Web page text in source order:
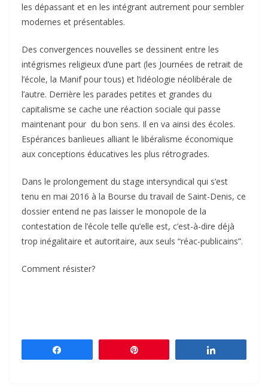
les dépassant et en les intégrant autrement pour sembler
modernes et présentables.
Des convergences nouvelles se dessinent entre les
intégrismes religieux d’une part (les Journées de retrait de
l’école, la Manif pour tous) et l’idéologie néolibérale de
l’autre. Derrière les parades petites et grandes du
capitalisme se cache une réaction sociale qui passe
maintenant pour du bon sens. Il en va ainsi des écoles.
Espérances banlieues alliant le libéralisme économique
aux conceptions éducatives les plus rétrogrades.
Dans le prolongement du stage intersyndical qui s’est
tenu en mai 2016 à la Bourse du travail de Saint-Denis, ce
dossier entend ne pas laisser le monopole de la
contestation de l’école telle qu’elle est, c’est-à-dire déjà
trop inégalitaire et autoritaire, aux seuls “réac-publicains”.
Comment résister?